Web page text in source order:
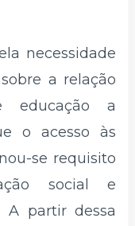
necessidade
a relação
educação a
o acesso às
se requisito
social e
A partir dessa